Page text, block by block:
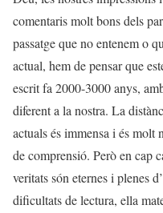
comentaris molt bons dels
passatge que no entenem o
actual, hem de pensar que
escrit fa 2000-3000 anys,
diferent a la nostra. La
actuals és immensa i és
de comprensió. Però en cap
veritats són eternes i plenes
dificultats de lectura, ella